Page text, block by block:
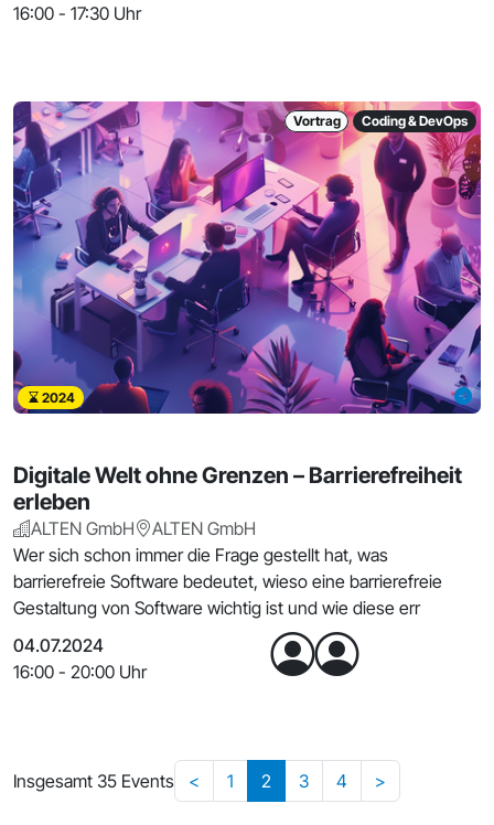
16:00 - 17:30 Uhr
Vortrag Coding & DevOps
2024
Digitale Welt ohne Grenzen – Barrierefreiheit
erleben
ALTEN GmbH
ALTEN GmbH
Wer sich schon immer die Frage gestellt hat, was
barrierefreie Software bedeutet, wieso eine barrierefreie
Gestaltung von Software wichtig ist und wie diese err
04.07.2024
16:00 - 20:00 Uhr
Insgesamt 35 Events < 1 2 3 4 >